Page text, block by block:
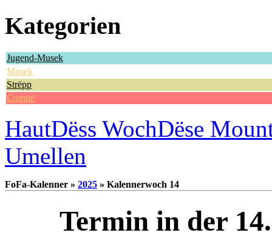
Kategorien
Jugend-Musek
Musek
Strëpp
Comité
HautDëss WochDëse
Umellen
FoFa-Kalenner » 2025 » Kalennerwoch 14
Termin in der